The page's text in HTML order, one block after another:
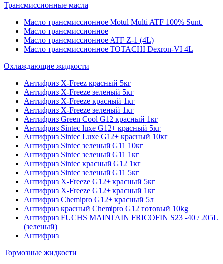
Трансмиссионные масла
Масло трансмиссионное Motul Multi ATF 100% Sunt.
Масло трансмиссионное
Масло трансмиссионное ATF Z-1 (4L)
Масло трансмиссионное TOTACHI Dexron-VI 4L
Охлаждающие жидкости
Антифриз X-Freez красный 5кг
Антифриз X-Freeze зеленый 5кг
Антифриз X-Freeze красный 1кг
Антифриз X-Freeze зеленый 1кг
Антифриз Green Cool G12 красный 1кг
Антифриз Sintec luxe G12+ красный 5кг
Антифриз Sintec Luxe G12+ красный 10кг
Антифриз Sintec зеленый G11 10кг
Антифриз Sintec зеленый G11 1кг
Антифриз Sintec красный G12 1кг
Антифриз Sintec зеленый G11 5кг
Антифриз X-Freeze G12+ красный 5кг
Антифриз X-Freeze G12+ красный 1кг
Антифриз Chemipro G12+ красный 5л
Антифриз красный Chemipro G12 готовый 10kg
Антифриз FUCHS MAINTAIN FRICOFIN S23 -40 / 205L
(зеленый)
Антифриз
Тормозные жидкости